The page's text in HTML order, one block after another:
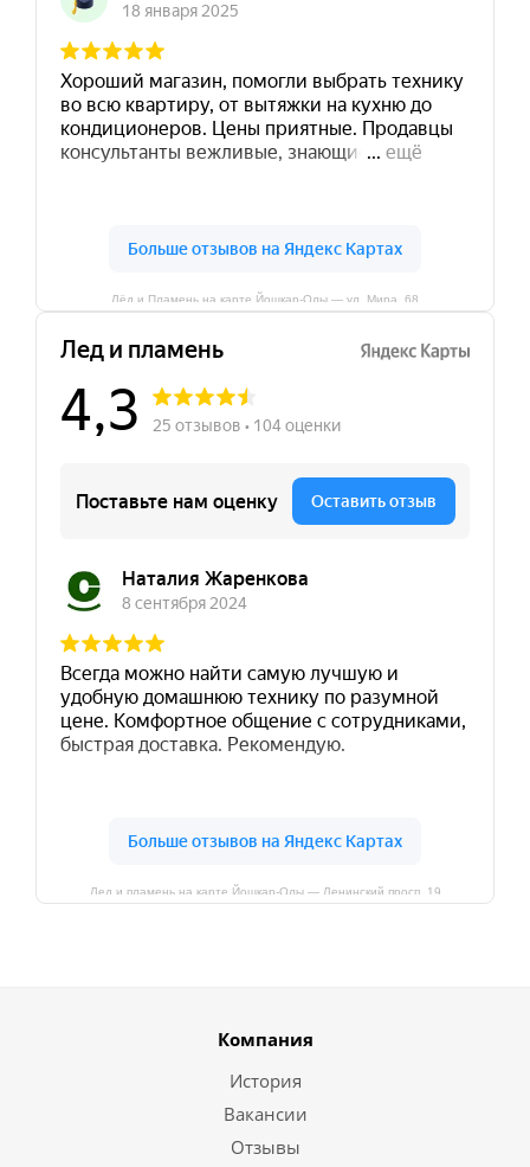
Лёд и Пламень на карте Йошкар‑Олы — ул. Мира, 68
Лед и пламень на карте Йошкар‑Олы — Ленинский просп.,19
Компания
История
Вакансии
Отзывы